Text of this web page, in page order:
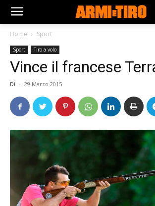
Home Sport
Sport Tiro a volo
Vince il francese
Di - 29 Marzo 2015